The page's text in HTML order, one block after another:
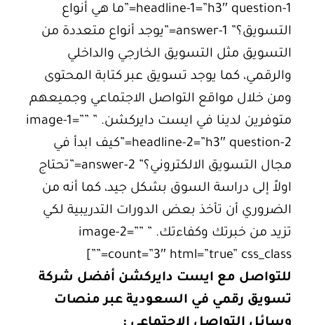
headline-1=”h3″ question-1=”ما هي أنواع
التسويق؟” answer-1=”يوجد أنواع متعددة من
التسويق مثل التسويق الخارجي والداخلي
والرقمي، كما يوجد تسويق عبر كتابة المحتوى
ومن خلال مواقع التواصل الاجتماعي وجميعهم
متوفرين لدينا في ايست دايركشن. ” image-1=””
headline-2=”h3″ question-2=”كيف ابدأ في
مجال التسويق الالكتروني؟” answer-2=”تحتاج
اولاً إلى دراسة السوق بشكل جيد، كما أنه من
الضروري أن تأخذ بعض الدورات التدريبية لكي
تزيد من خبرتك وكفاءتك. ” image-2=””
count=”3″ html=”true” css_class=””]
للتواصل مع ايست دايركشن أفضل شركة
تسويق رقمي في السعودية عبر منصات